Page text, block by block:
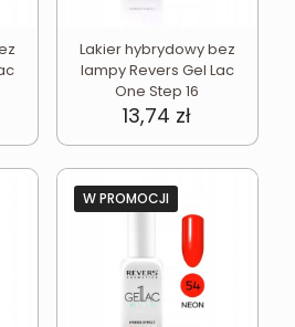
Lakier hybrydowy bez
lampy Revers Gel Lac
One Step 16
13,74 zł
W PROMOCJI